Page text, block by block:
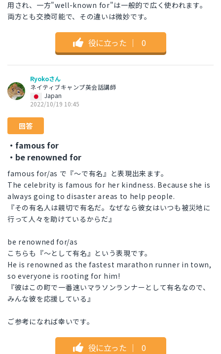
用され、一方"well-known for"は一般的で広く使われます。
両方とも交換可能で、その違いは微妙です。
役に立った ｜ 0
Ryokoさん
ネイティブキャンプ英会話講師
Japan
2022/10/19 10:45
回答
・famous for
・be renowned for
famous for/as で『～で有名』と表現出来ます。
The celebrity is famous for her kindness. Because she is
always going to disaster areas to help people.
『その有名人は親切で有名だ。なぜなら彼女はいつも被災地に
行って人々を助けているからだ』
be renowned for/as
こちらも『～として有名』という表現です。
He is renowned as the fastest marathon runner in town,
so everyone is rooting for him!
『彼はこの町で一番速いマラソンランナーとして有名なので、
みんな彼を応援している』
ご参考になれば幸いです。
役に立った ｜ 0